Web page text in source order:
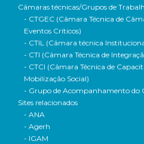
Câmaras técnicas/Grupos de
- CTGEC (Câmara Técnica de
Eventos Críticos)
- CTIL (Câmara técnica
- CTI (Câmara Técnica de
- CTCI (Câmara Técnica de
Mobilização Social)
- Grupo de Acompanhamento do
Sites relacionados
- ANA
- Agerh
- IGAM